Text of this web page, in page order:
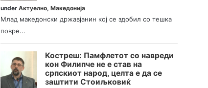
underАктуелно,Македонија
Млад македонски државјанин кој се здобил со тешка
повре...
Костреш: Памфлетот со навреди
кон Филипче не е став на
српскиот народ, целта е да се
заштити Стоиљковиќ